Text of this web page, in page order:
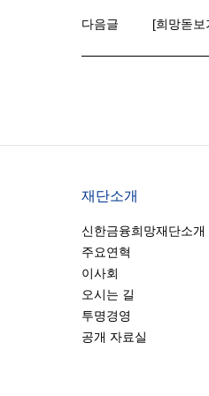
다음글 [희망돋
재단소개
신한금융희망재단소개
주요연혁
이사회
오시는 길
투명경영
공개 자료실